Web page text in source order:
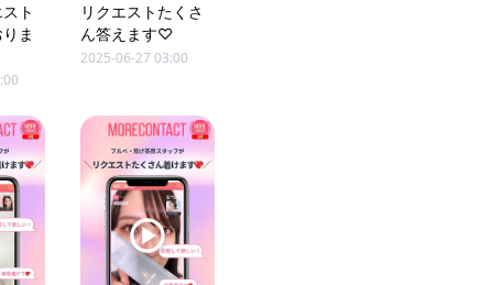
ト
ま
リクエストたくさ
ん答えます♡
2025-06-27 03:00